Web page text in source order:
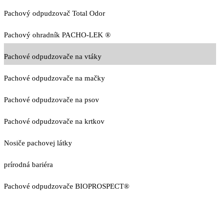
Pachový odpudzovač Total Odor
Pachový ohradník PACHO-LEK ®
Pachové odpudzovače na vtáky
Pachové odpudzovače na mačky
Pachové odpudzovače na psov
Pachové odpudzovače na krtkov
Nosiče pachovej látky
prírodná bariéra
Pachové odpudzovače BIOPROSPECT®